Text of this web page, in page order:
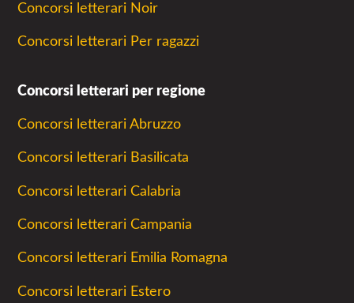
Concorsi letterari Noir
Concorsi letterari Per ragazzi
Concorsi letterari per regione
Concorsi letterari Abruzzo
Concorsi letterari Basilicata
Concorsi letterari Calabria
Concorsi letterari Campania
Concorsi letterari Emilia Romagna
Concorsi letterari Estero